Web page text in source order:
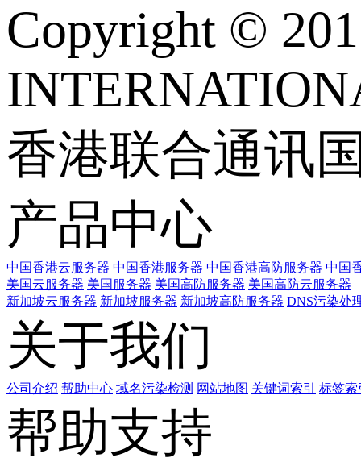
Copyright ©
香港联合通讯
产品中心
中国香港云服务器 中国香港服务器 中国香港高防服务器 中国
美国云服务器 美国服务器 美国高防服务器 美国高防云服务器
新加坡云服务器 新加坡服务器 新加坡高防服务器 DNS污染处
关于我们
公司介绍 帮助中心 域名污染检测 网站地图 关键词索引 标签索
帮助支持